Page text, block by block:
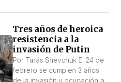
adolescente de la ciudad de
infancia creció y sufrió la
perversa represión del
llamado “mundo ruso”. Y
además, alertar que el
infierno que […]
Tres años de heroica
resistencia a la
invasión de Putin
Por Tarás Shevchuk El 24 de
febrero se cumplen 3 años
de la invasión y ocupación a